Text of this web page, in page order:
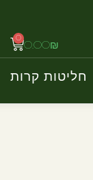
0.00₪
0
0.00₪
0
חליטות קרות